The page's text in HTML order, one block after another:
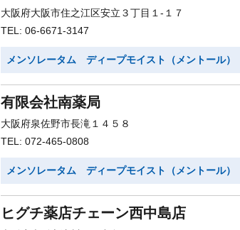
大阪府大阪市住之江区安立３丁目１-１７
TEL: 06-6671-3147
メンソレータム ディープモイスト（メントール）
有限会社南薬局
大阪府泉佐野市長滝１４５８
TEL: 072-465-0808
メンソレータム ディープモイスト（メントール）
ヒグチ薬店チェーン西中島店